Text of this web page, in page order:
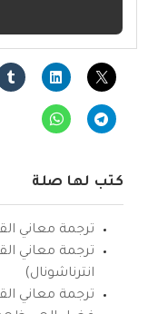
كتب لها صلة
ترجمة معاني
ترجمة معاني
انترناشونال)
ترجمة معاني